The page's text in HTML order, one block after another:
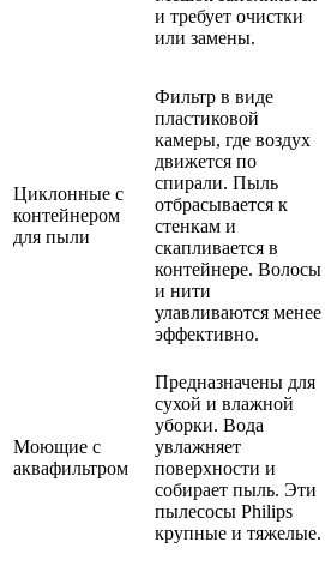
и требует очистки
или замены.
Циклонные с
контейнером
для пыли
Фильтр в виде
пластиковой
камеры, где воздух
движется по
спирали. Пыль
отбрасывается к
стенкам и
скапливается в
контейнере. Волосы
и нити
улавливаются менее
эффективно.
Моющие с
аквафильтром
Предназначены для
сухой и влажной
уборки. Вода
увлажняет
поверхности и
собирает пыль. Эти
пылесосы Philips
крупные и тяжелые.